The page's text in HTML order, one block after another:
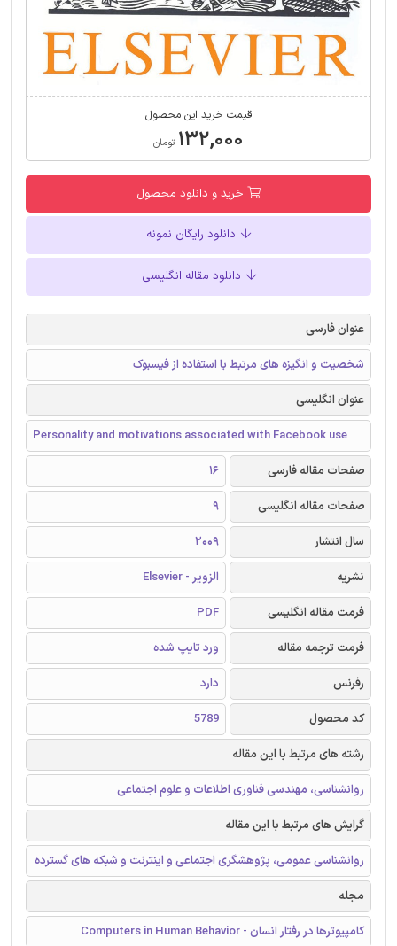
قیمت خرید این محصول
۱۳۲,۰۰۰ تومان
خرید و دانلود محصول
دانلود رایگان نمونه
دانلود مقاله انگلیسی
عنوان فارسی
شخصیت و انگیزه های مرتبط با استفاده از فیسبوک
عنوان انگلیسی
Personality and motivations associated with Facebook use
صفحات مقاله فارسی
16
صفحات مقاله انگلیسی
9
سال انتشار
2009
نشریه
الزویر - Elsevier
فرمت مقاله انگلیسی
PDF
فرمت ترجمه مقاله
ورد تایپ شده
رفرنس
دارد
کد محصول
5789
رشته های مرتبط با این مقاله
روانشناسی، مهندسی فناوری اطلاعات و علوم اجتماعی
گرایش های مرتبط با این مقاله
روانشناسی عمومی، پژوهشگری اجتماعی و اینترنت و شبکه های گسترده
مجله
کامپیوترها در رفتار انسان - Computers in Human Behavior